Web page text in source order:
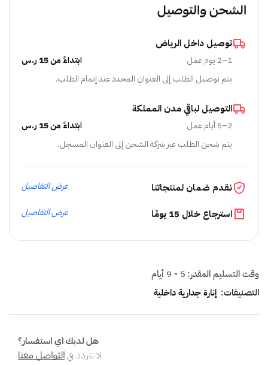
الشحن والتوصيل
توصيل داخل الرياض
1–2 يوم عمل
ابتداءً من 15 ر.س
يتم توصيل الطلب إلى العنوان المحدد عند إتمام الطلب.
التوصيل لباقي مدن المملكة
2–5 أيام عمل
ابتداءً من 15 ر.س
يتم شحن الطلب عبر شركة الشحن إلى العنوان المسجل.
نقدم ضمان لمنتجاتنا عرض التفاصيل
استرجاع خلال 15 يومًا عرض التفاصيل
وقت التسليم المقدر: 5 - 9 أيام
التصنيفات: إنارة جدارية داخلية
هل لديك اي استفسار؟
لا تتردد فيالتواصل معنا